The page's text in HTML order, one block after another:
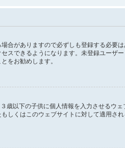
合がありますので必ずしも登録する必
スできるようになります。未登録ユー
をお勧めします。
歳以下の子供に個人情報を入力させる
しくはこのウェブサイトに対して適用